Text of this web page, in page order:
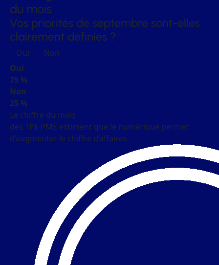
du mois
Vos priorités de septembre sont-elles
clairement définies ?
Oui
Non
Oui
75 %
Non
25 %
Le chiffre du mois
des TPE PME estiment que le numérique permet
d’augmenter le chiffre d’affaires